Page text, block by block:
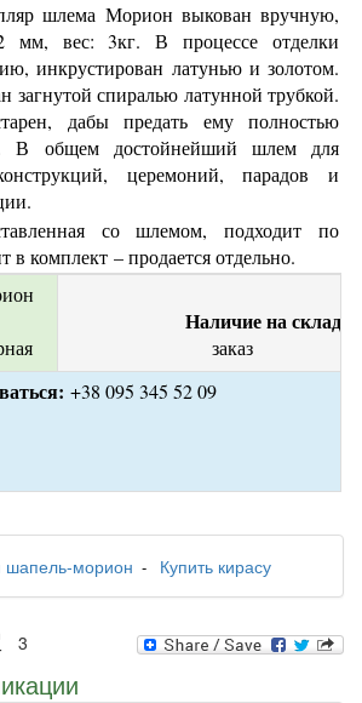
шлема Морион выкован вручную,
мм, вес: 3кг. В процессе отделки
инкрустирован латунью и золотом.
загнутой спиралью латунной трубкой.
дабы предать ему полностью
В общем достойнейший шлем для
церемоний, парадов и
со шлемом, подходит по
в комплект – продается отдельно.
Наличие на складе:
заказ
+38 095 345 52 09
шапель-морион Купить кирасу
3